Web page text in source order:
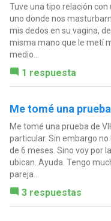
Tuve una tipo relación con
uno donde nos
mis dedos en su vagina,
misma mano que le metí
medio...
1 respuesta
Me tomé una
Me tomé una prueba de
particular. Sin embargo
de 6 meses. Sino voy por
ubican. Ayuda. Tengo
pareja...
3 respuestas